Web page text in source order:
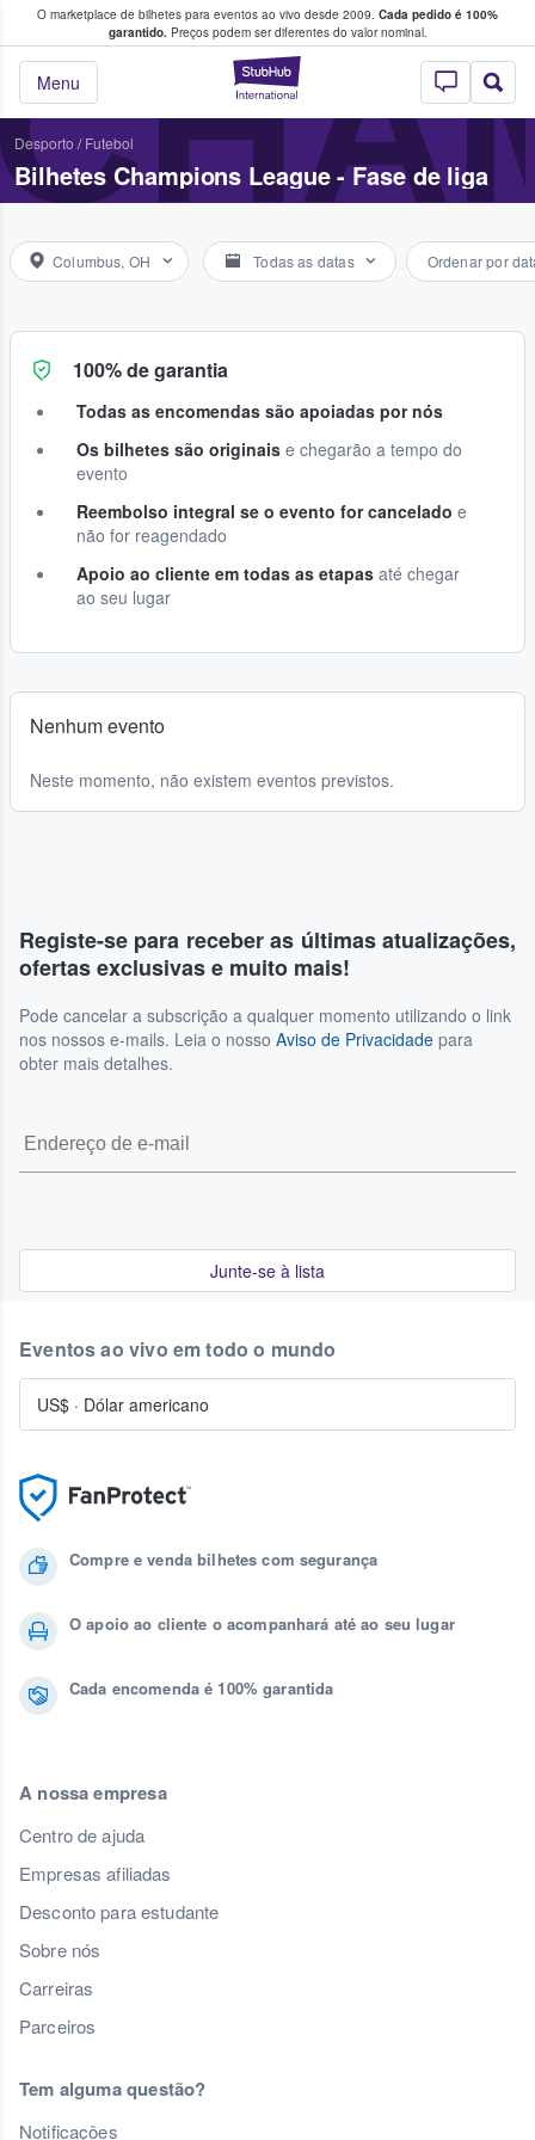
O marketplace de bilhetes para eventos ao vivo desde 2009. Cada pedido é 100%
garantido.Preços podem ser diferentes do valor nominal.
StubHub – onde
Menu
fãs compram e vendem bilhetes
Desporto / Futebol
Bilhetes Champions League - Fase de liga
Columbus, OH Todas as datas Ordenar por
100% de garantia
Todas as encomendas são apoiadas por nós
Os bilhetes são originais e chegarão a tempo do
evento
Reembolso integral se o evento for cancelado e
não for reagendado
Apoio ao cliente em todas as etapas até chegar
ao seu lugar
Nenhum evento
Neste momento, não existem eventos previstos.
Registe-se para receber as últimas atualizações,
ofertas exclusivas e muito mais!
Pode cancelar a subscrição a qualquer momento utilizando o link
nos nossos e-mails. Leia o nosso Aviso de Privacidade para
obter mais detalhes.
Junte-se à lista
Compre e venda bilhetes com segurança
O apoio ao cliente o acompanhará até ao seu lugar
Cada encomenda é 100% garantida
A nossa empresa
Centro de ajuda
Empresas afiliadas
Desconto para estudante
Sobre nós
Carreiras
Parceiros
Tem alguma questão?
Notificações
Eventos ao vivo em todo o mundo
US$ · Dólar americano